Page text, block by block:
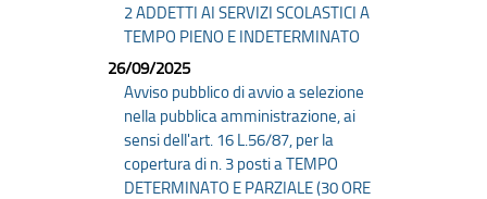
2 ADDETTI AI SERVIZI SCOLASTICI A
TEMPO PIENO E INDETERMINATO
26/09/2025
Avviso pubblico di avvio a selezione
nella pubblica amministrazione, ai
sensi dell'art. 16 L.56/87, per la
copertura di n. 3 posti a TEMPO
DETERMINATO E PARZIALE (30 ORE